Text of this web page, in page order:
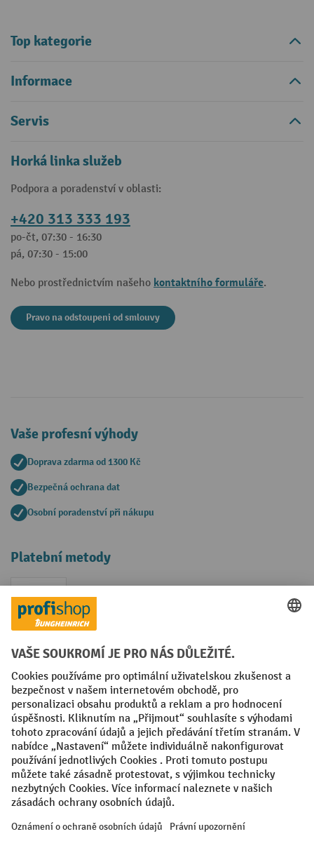
Top kategorie
Informace
Servis
Horká linka služeb
Podpora a poradenství v oblasti:
+420 313 333 193
po-čt, 07:30 - 16:30
pá, 07:30 - 15:00
Nebo prostřednictvím našeho kontaktního formuláře.
Pravo na odstoupeni od smlouvy
Vaše profesní výhody
Doprava zdarma od 1300 Kč
Bezpečná ochrana dat
Osobní poradenství při nákupu
Platební metody
Faktura
Sociální sítě
Facebook
YouTubeLinkedIn
VODP Otisk
Prohlášení o ochraně osobních údajů
Nastavení ochrany osobních údajů
All prices excl. VAT plusshipping costsand possible delivery charges,